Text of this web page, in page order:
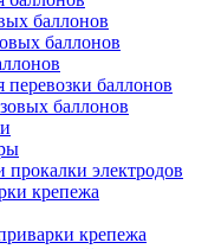
баллонов
баллонов
баллонов
баллонов
электродов
крепежа
крепежа